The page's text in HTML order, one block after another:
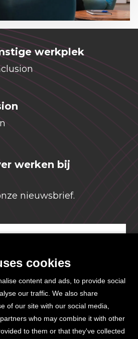
werkplek
werken bij
nieuwsbrief.
toestemming voor het
van mijn gegevens. Meer
cookies
content and ads, to provide social
our traffic. We also share
of our site with our social media,
who may combine it with other
to them or that they've collected